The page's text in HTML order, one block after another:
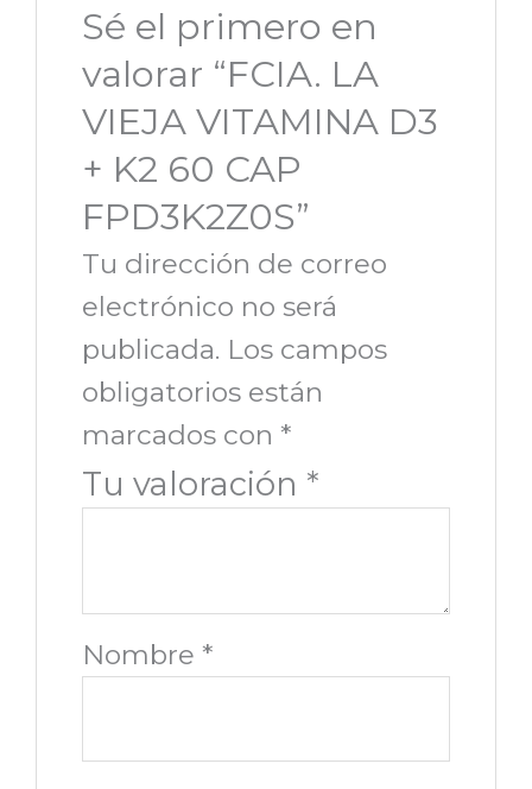
Sé el primero en
valorar “FCIA. LA
VIEJA VITAMINA D3
+ K2 60 CAP
FPD3K2Z0S”
Tu dirección de correo
electrónico no será
publicada. Los campos
obligatorios están
marcados con *
Tu valoración *
Nombre *